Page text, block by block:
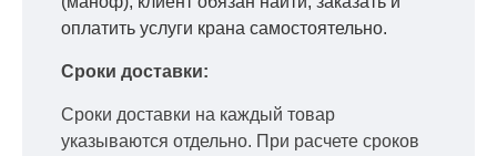
оплатить услуги крана самостоятельно.
Сроки доставки:
Сроки доставки на каждый товар
указываются отдельно. При расчете сроков